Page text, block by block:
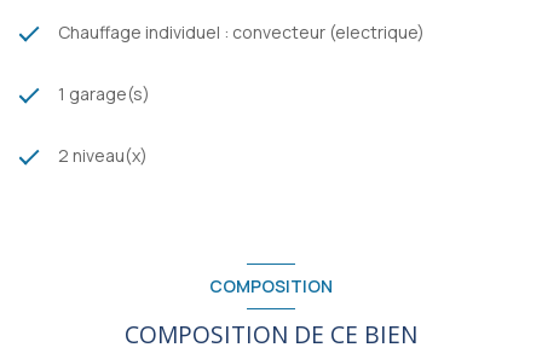
Chauffage individuel : convecteur (electrique)
1 garage(s)
2 niveau(x)
COMPOSITION
COMPOSITION DE CE BIEN